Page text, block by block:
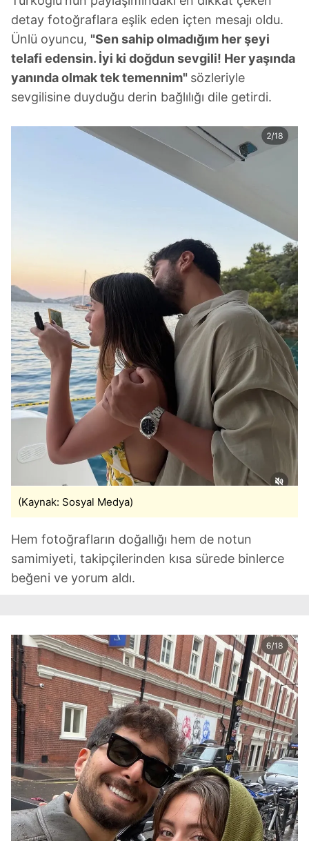
detay fotoğraflara eşlik eden içten mesajı oldu.
Ünlü oyuncu, "Sen sahip olmadığım her şeyi
telafi edensin. İyi ki doğdun sevgili! Her yaşında
yanında olmak tek temennim" sözleriyle
sevgilisine duyduğu derin bağlılığı dile getirdi.
(Kaynak: Sosyal Medya)
Hem fotoğrafların doğallığı hem de notun
samimiyeti, takipçilerinden kısa sürede binlerce
beğeni ve yorum aldı.